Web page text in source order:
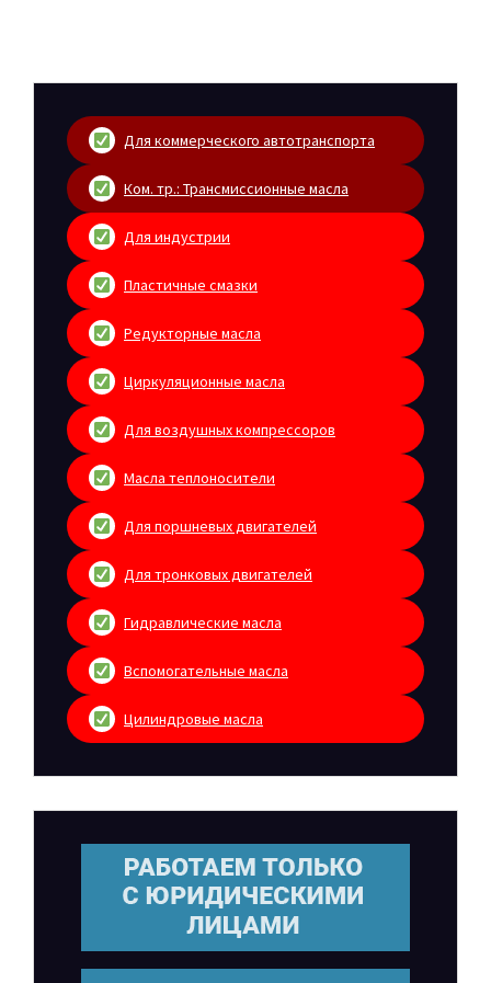
Для коммерческого автотранспорта
Ком. тр.: Трансмиссионные масла
Для индустрии
Пластичные смазки
Редукторные масла
Циркуляционные масла
Для воздушных компрессоров
Масла теплоносители
Для поршневых двигателей
Для тронковых двигателей
Гидравлические масла
Вспомогательные масла
Цилиндровые масла